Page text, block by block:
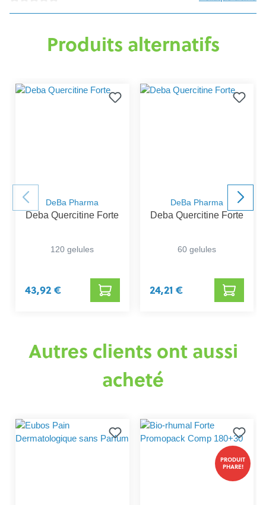
Produits alternatifs
DeBa Pharma
Deba Quercitine Forte
120 gelules
43,92 €
DeBa Pharma
Deba Quercitine Forte
60 gelules
24,21 €
Autres clients ont aussi
acheté
PRODUIT
PHARE!